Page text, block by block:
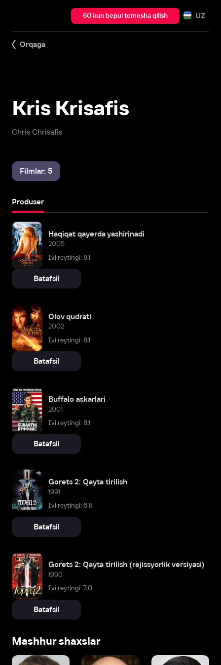
60 kun bepul tomosha qilish UZ
Orqaga
Chris Chrisafis
Kris Krisafis
Filmlar: 5
Produser
Haqiqat qayerda yashirinadi
2005
Ivi reytingi: 8,1
Batafsil
Olov qudrati
2002
Ivi reytingi: 8,1
Batafsil
Buffalo askarlari
2001
Ivi reytingi: 8,1
Batafsil
Gorets 2: Qayta tirilish
1991
Ivi reytingi: 6,8
Batafsil
Gorets 2: Qayta tirilish (rejissyorlik versiyasi)
1990
Ivi reytingi: 7,0
Batafsil
Mashhur shaxslar